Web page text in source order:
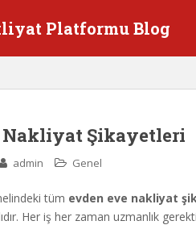
Platformu Blog
Nakliyat Şikayetleri
admin Genel
tüm evden eve nakliyat
Her iş her zaman uzmanlık